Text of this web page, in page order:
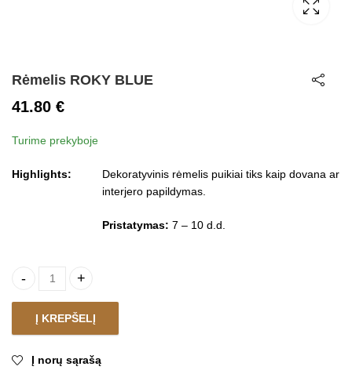
Rėmelis ROKY BLUE
41.80 €
Turime prekyboje
Highlights:
Dekoratyvinis rėmelis puikiai tiks kaip dovana ar
interjero papildymas.
Pristatymas: 7 – 10 d.d.
Rėmelis ROKY BLUE quantity
Į KREPŠELĮ
Į norų sąrašą